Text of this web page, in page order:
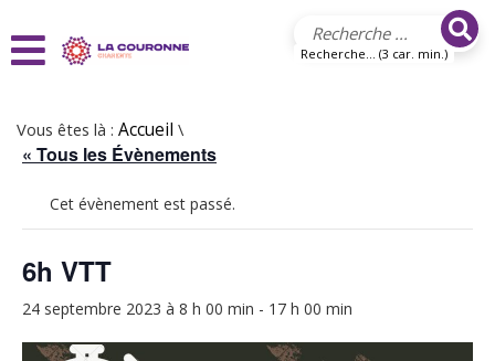
Recherche... (3 car. min.)
Vous êtes là : Accueil \
« Tous les Évènements
Cet évènement est passé.
6h VTT
24 septembre 2023 à 8 h 00 min - 17 h 00 min